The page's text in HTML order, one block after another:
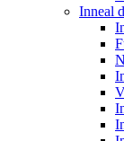
Inneal